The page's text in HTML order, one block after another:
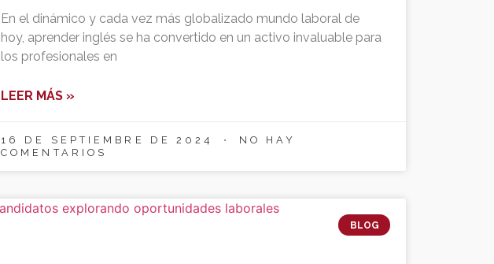
En el dinámico y cada vez más globalizado mundo laboral de
hoy, aprender inglés se ha convertido en un activo invaluable para
los profesionales en
LEER MÁS »
16 DE SEPTIEMBRE DE 2024
NO HAY
COMENTARIOS
BLOG